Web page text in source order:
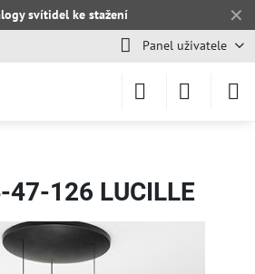
✕
svítidel ke stažení
Panel uživatele
47-126 LUCILLE